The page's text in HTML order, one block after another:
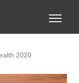
Toggle
2020